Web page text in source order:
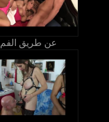
عن طريق الفم